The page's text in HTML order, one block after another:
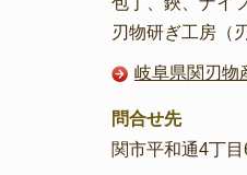
刃物研ぎ工房（
岐阜県関刃物
問合せ先
関市平和通4丁